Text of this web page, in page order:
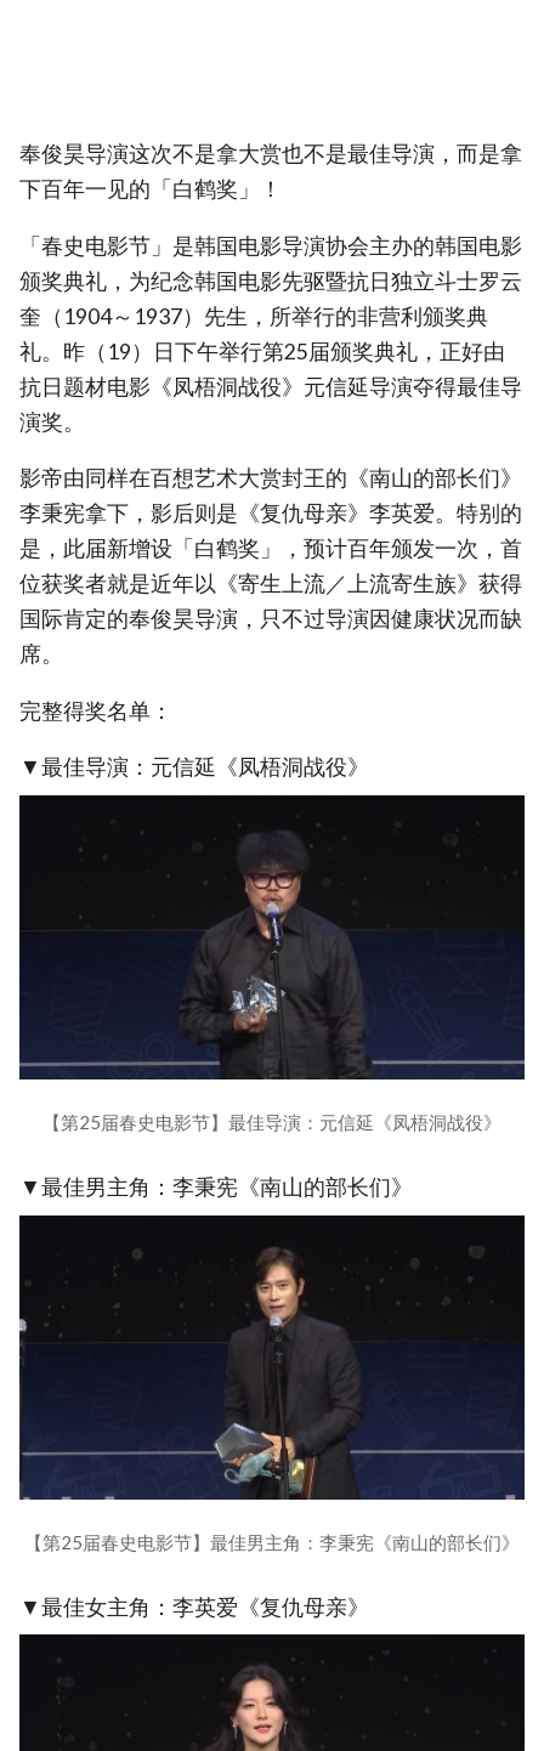
奉俊昊导演这次不是拿大赏也不是最佳导演，而是拿
下百年一见的「白鹤奖」！
「春史电影节」是韩国电影导演协会主办的韩国电影
颁奖典礼，为纪念韩国电影先驱暨抗日独立斗士罗云
奎（1904～1937）先生，所举行的非营利颁奖典
礼。昨（19）日下午举行第25届颁奖典礼，正好由
抗日题材电影《凤梧洞战役》元信延导演夺得最佳导
演奖。
影帝由同样在百想艺术大赏封王的《南山的部长们》
李秉宪拿下，影后则是《复仇母亲》李英爱。特别的
是，此届新增设「白鹤奖」，预计百年颁发一次，首
位获奖者就是近年以《寄生上流／上流寄生族》获得
国际肯定的奉俊昊导演，只不过导演因健康状况而缺
席。
完整得奖名单：
▼最佳导演：元信延《凤梧洞战役》
【第25届春史电影节】最佳导演：元信延《凤梧洞战役》
▼最佳男主角：李秉宪《南山的部长们》
【第25届春史电影节】最佳男主角：李秉宪《南山的部长们》
▼最佳女主角：李英爱《复仇母亲》